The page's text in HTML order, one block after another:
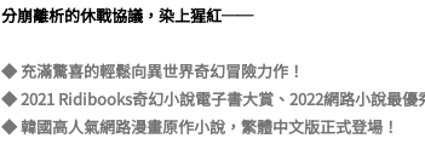
分崩離析的休戰協議，染上猩紅──
◆ 充滿驚喜的輕鬆向異世界奇幻冒險力作！
◆ 2021 Ridibooks奇幻小說電子書大賞、2022網路小說最優
◆ 韓國高人氣網路漫畫原作小說，繁體中文版正式登場！